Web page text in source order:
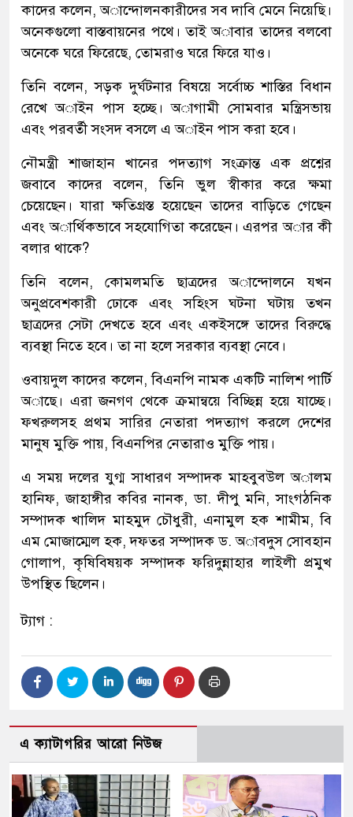
কাদের কলেন, অান্দোলনকারীদের সব দাবি মেনে নিয়েছি।
অনেকগুলো বাস্তবায়নের পথে। তাই অাবার তাদের বলবো
অনেকে ঘরে ফিরেছে, তোমরাও ঘরে ফিরে যাও।
তিনি বলেন, সড়ক দুর্ঘটনার বিষয়ে সর্বোচ্চ শাস্তির বিধান
রেখে অাইন পাস হচ্ছে। অাগামী সোমবার মন্ত্রিসভায়
এবং পরবর্তী সংসদ বসলে এ অাইন পাস করা হবে।
নৌমন্ত্রী শাজাহান খানের পদত্যাগ সংক্রান্ত এক প্রশ্নের
জবাবে কাদের বলেন, তিনি ভুল স্বীকার করে ক্ষমা
চেয়েছেন। যারা ক্ষতিগ্রস্ত হয়েছেন তাদের বাড়িতে গেছেন
এবং অার্থিকভাবে সহযোগিতা করেছেন। এরপর অার কী
বলার থাকে?
তিনি বলেন, কোমলমতি ছাত্রদের অান্দোলনে যখন
অনুপ্রবেশকারী ঢোকে এবং সহিংস ঘটনা ঘটায় তখন
ছাত্রদের সেটা দেখতে হবে এবং একইসঙ্গে তাদের বিরুদ্ধে
ব্যবস্থা নিতে হবে। তা না হলে সরকার ব্যবস্থা নেবে।
ওবায়দুল কাদের কলেন, বিএনপি নামক একটি নালিশ পার্টি
অাছে। এরা জনগণ থেকে ক্রমান্বয়ে বিচ্ছিন্ন হয়ে যাচ্ছে।
ফখরুলসহ প্রথম সারির নেতারা পদত্যাগ করলে দেশের
মানুষ মুক্তি পায়, বিএনপির নেতারাও মুক্তি পায়।
এ সময় দলের যুগ্ম সাধারণ সম্পাদক মাহবুবউল অালম
হানিফ, জাহাঙ্গীর কবির নানক, ডা. দীপু মনি, সাংগঠনিক
সম্পাদক খালিদ মাহমুদ চৌধুরী, এনামুল হক শামীম, বি
এম মোজাম্মেল হক, দফতর সম্পাদক ড. অাবদুস সোবহান
গোলাপ, কৃষিবিষয়ক সম্পাদক ফরিদুন্নাহার লাইলী প্রমুখ
উপস্থিত ছিলেন।
ট্যাগ :
এ ক্যাটাগরির আরো নিউজ